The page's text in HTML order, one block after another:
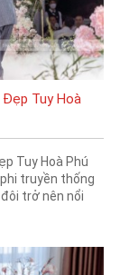
Tuy Hoà
Tuy Hoà Phú
truyền thống
trở nên nổi